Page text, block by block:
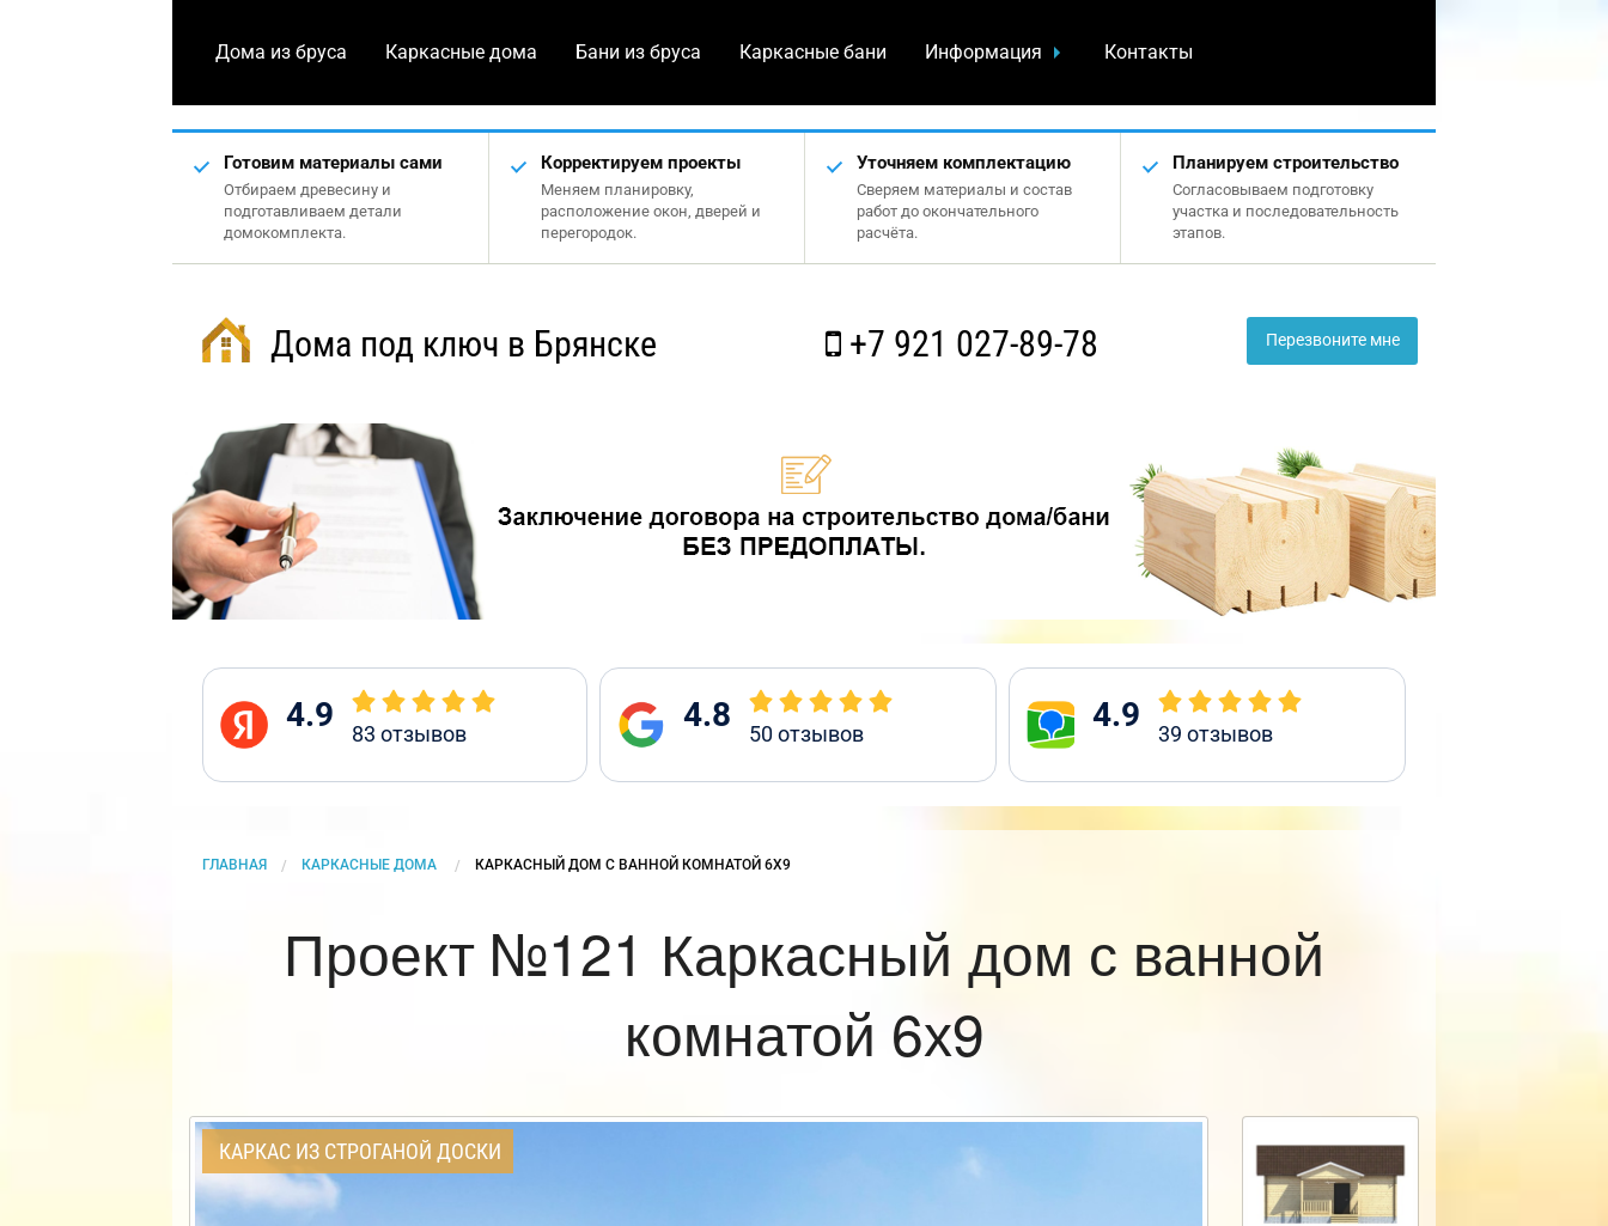
Дома из бруса Каркасные дома Бани из бруса Каркасные бани Информация Контакты
Готовим материалы сами
Отбираем древесину и
подготавливаем детали
домокомплекта.
Корректируем проекты
Меняем планировку,
расположение окон, дверей и
перегородок.
Уточняем комплектацию
Сверяем материалы и состав
работ до окончательного
расчёта.
Планируем строительство
Согласовываем подготовку
участка и последовательность
этапов.
Дома под ключ в Брянске +7 921 027-89-78 Перезвоните мне
4.9 83 отзывов 4.8 50отзывов 4.9 39 отзывов
ГЛАВНАЯ КАРКАСНЫЕ ДОМА CURRENT:
КАРКАСНЫЙ ДОМ С ВАННОЙ КОМНАТОЙ 6Х9
Проект №121 Каркасный дом с ванной
комнатой 6х9
КАРКАС ИЗ СТРОГАНОЙ ДОСКИ